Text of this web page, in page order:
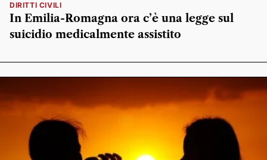
DIRITTI CIVILI
In Emilia-Romagna ora c’è una legge sul
suicidio medicalmente assistito